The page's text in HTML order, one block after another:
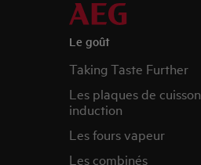
Le goût
Taking Taste Further
Les plaques de cuisson
induction
Les fours vapeur
Les combinés